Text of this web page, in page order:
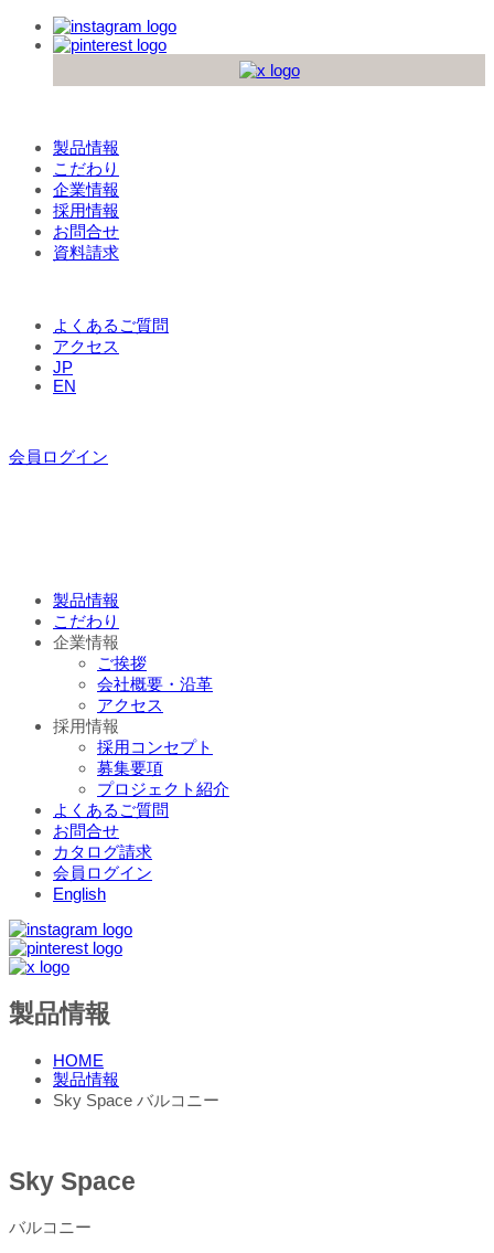
製品情報
こだわり
企業情報
採用情報
お問合せ
資料請求
よくあるご質問
アクセス
JP
EN
会員ログイン
製品情報
こだわり
企業情報
ご挨拶
会社概要・沿革
アクセス
採用情報
採用コンセプト
募集要項
プロジェクト紹介
よくあるご質問
お問合せ
カタログ請求
会員ログイン
English
製品情報
HOME
製品情報
Sky Space バルコニー
Sky Space
バルコニー